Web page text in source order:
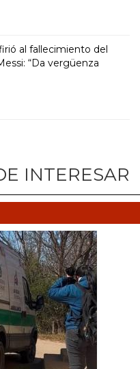
al fallecimiento del
“Da vergüenza
INTERESAR